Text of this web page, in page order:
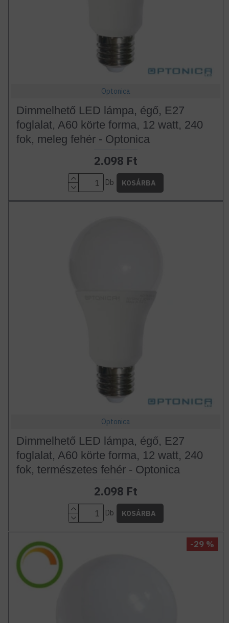
Optonica
Dimmelhető LED lámpa, égő, E27
foglalat, A60 körte forma, 12 watt, 240
fok, meleg fehér - Optonica
2.098 Ft
Db KOSÁRBA
Optonica
Dimmelhető LED lámpa, égő, E27
foglalat, A60 körte forma, 12 watt, 240
fok, természetes fehér - Optonica
2.098 Ft
Db KOSÁRBA
-29 %